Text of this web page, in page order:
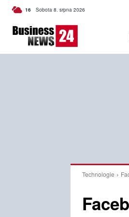
16 C Czech
Sobota 8. srpna 2026
Technologie